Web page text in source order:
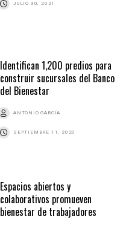
JULIO 30, 2021
Identifican 1,200 predios para
construir sucursales del Banco
del Bienestar
ANTONIO GARCÍA
SEPTIEMBRE 11, 2020
Espacios abiertos y
colaborativos promueven
bienestar de trabajadores